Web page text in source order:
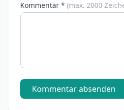
Kommentar * (max. 2000
Kommentar absenden